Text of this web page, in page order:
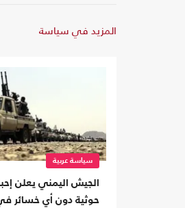
المزيد في سياسة
سياسة عربية
الجيش اليمني يعلن
حوثية دون أي خسائر